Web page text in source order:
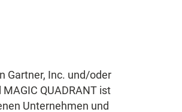
Gartner, Inc. und/oder
QUADRANT ist
Unternehmen und